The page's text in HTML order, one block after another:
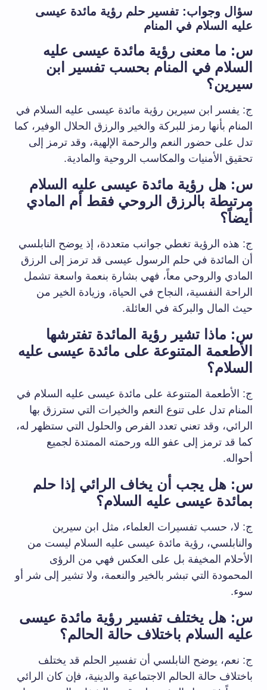
سؤال وجواب: تفسير حلم رؤية مائدة عيسى
عليه السلام في المنام
س: ما معنى رؤية مائدة عيسى عليه
السلام في المنام بحسب تفسير ابن
سيرين؟
ج: يفسر ابن سيرين رؤية مائدة عيسى عليه السلام في
المنام بأنها رمز للبركة والخير والرزق الحلال الوفير، كما
تدل على حضور النعم والرحمة الإلهية، وقد ترمز إلى
تحقيق الأمنيات والمكاسب الروحية والمادية.
س: هل رؤية مائدة عيسى عليه السلام
مرتبطة بالرزق الروحي فقط أم المادي
أيضاً؟
ج: هذه الرؤية تغطي جوانب متعددة، إذ يوضح النابلسي
أن المائدة في حلم الرسول عيسى قد ترمز إلى الرزق
المادي والروحي معاً، فهي بشارة بنعمة واسعة تشمل
الراحة النفسية، النجاح في الحياة، وزيادة الخير من
حيث المال والبركة في العائلة.
س: ماذا تشير رؤية المائدة تفترشها
الأطعمة المتنوعة على مائدة عيسى عليه
السلام؟
ج: الأطعمة المتنوعة على مائدة عيسى عليه السلام في
المنام تدل على تنوع النعم والخيرات التي سترزق بها
الرائي، وقد تعني تعدد الفرص والحلول التي ستظهر له،
كما قد ترمز إلى عفو الله ورحمته الممتدة لجميع
أحواله.
س: هل يجب أن يخاف الرائي إذا حلم
بمائدة عيسى عليه السلام؟
ج: لا، حسب تفسيرات العلماء، مثل ابن سيرين
والنابلسي، رؤية مائدة عيسى عليه السلام ليست من
الأحلام المخيفة بل على العكس فهي من الرؤى
المحمودة التي تبشر بالخير والنعمة، ولا تشير إلى شر أو
سوء.
س: هل يختلف تفسير رؤية مائدة عيسى
عليه السلام باختلاف حالة الحالم؟
ج: نعم، يوضح النابلسي أن تفسير الحلم قد يختلف
باختلاف حالة الحالم الاجتماعية والدينية، فإن كان الرائي